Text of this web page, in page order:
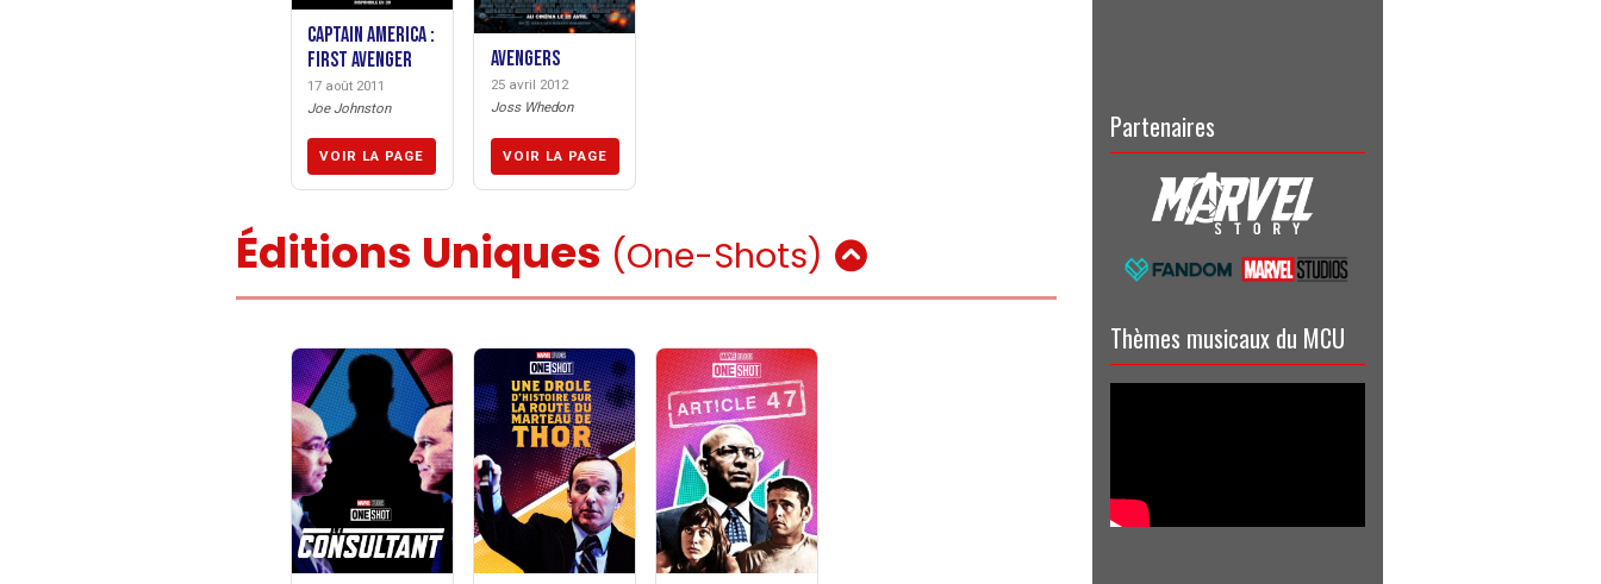
Captain America :
First Avenger
17 août 2011
Joe Johnston
VOIR LA PAGE
Avengers
25 avril 2012
Joss Whedon
VOIR LA PAGE
Éditions Uniques (One-Shots)
Partenaires
Thèmes musicaux du MCU